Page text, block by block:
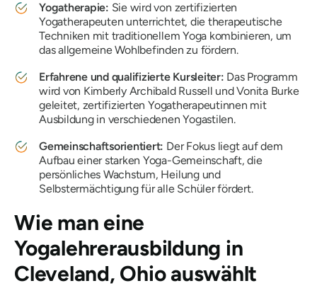
Yogatherapie: Sie wird von zertifizierten
Yogatherapeuten unterrichtet, die therapeutische
Techniken mit traditionellem Yoga kombinieren, um
das allgemeine Wohlbefinden zu fördern.
Erfahrene und qualifizierte Kursleiter: Das Programm
wird von Kimberly Archibald Russell und Vonita Burke
geleitet, zertifizierten Yogatherapeutinnen mit
Ausbildung in verschiedenen Yogastilen.
Gemeinschaftsorientiert: Der Fokus liegt auf dem
Aufbau einer starken Yoga-Gemeinschaft, die
persönliches Wachstum, Heilung und
Selbstermächtigung für alle Schüler fördert.
Wie man eine
Yogalehrerausbildung in
Cleveland, Ohio auswählt